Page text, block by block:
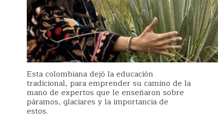
Esta colombiana dejó la educación
tradicional, para emprender su camino de la
mano de expertos que le enseñaron sobre
páramos, glaciares y la importancia de
estos.